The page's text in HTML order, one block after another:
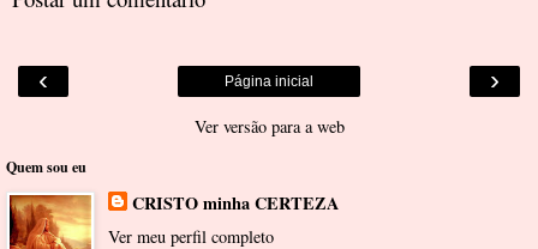
‹ ›
Página inicial
Ver versão para a web
Quem sou eu
CRISTO minha CERTEZA
Ver meu perfil completo